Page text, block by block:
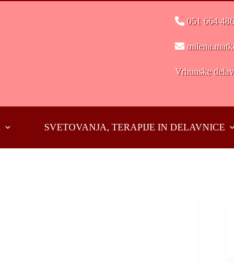
051 664 486
Vrhunske
SVETOVANJA, TERAPIJE IN DELAVNICE